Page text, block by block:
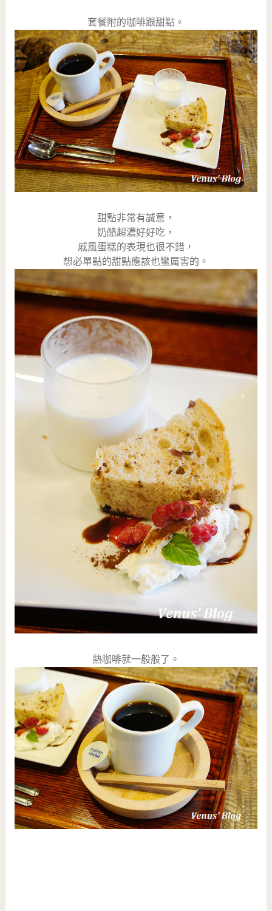
套餐附的咖啡跟甜點。
甜點非常有誠意，
奶酪超濃好好吃，
戚風蛋糕的表現也很不錯，
想必單點的甜點應該也蠻厲害的。
熱咖啡就一般般了。